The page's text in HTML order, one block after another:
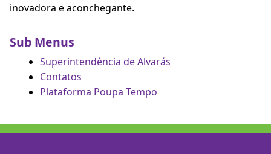
inovadora e aconchegante.
Sub Menus
Superintendência de Alvarás
Contatos
Plataforma Poupa Tempo